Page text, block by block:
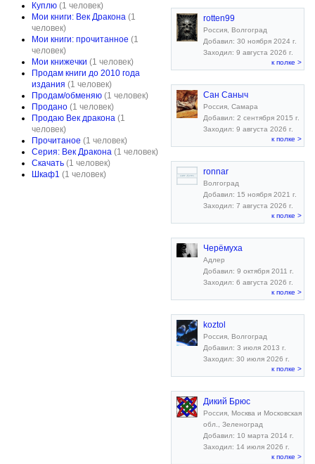
Куплю (1 человек)
Мои книги: Век Дракона (1
человек)
Мои книги: прочитанное (1
человек)
Мои книжечки (1 человек)
Продам книги до 2010 года
издания (1 человек)
Продам/обменяю (1 человек)
Продано (1 человек)
Продаю Век дракона (1
человек)
Прочитаное (1 человек)
Серия: Век Дракона (1 человек)
Скачать (1 человек)
Шкаф1 (1 человек)
rotten99
Россия, Волгоград
Добавил: 30 ноября 2024 г.
Заходил: 9 августа 2026 г.
к полке >
Сан Саныч
Россия, Самара
Добавил: 2 сентября 2015 г.
Заходил: 9 августа 2026 г.
к полке >
ronnar
Волгоград
Добавил: 15 ноября 2021 г.
Заходил: 7 августа 2026 г.
к полке >
Черёмуха
Адлер
Добавил: 9 октября 2011 г.
Заходил: 6 августа 2026 г.
к полке >
koztol
Россия, Волгоград
Добавил: 3 июля 2013 г.
Заходил: 30 июля 2026 г.
к полке >
Дикий Брюс
Россия, Москва и Московская
обл., Зеленоград
Добавил: 10 марта 2014 г.
Заходил: 14 июля 2026 г.
к полке >